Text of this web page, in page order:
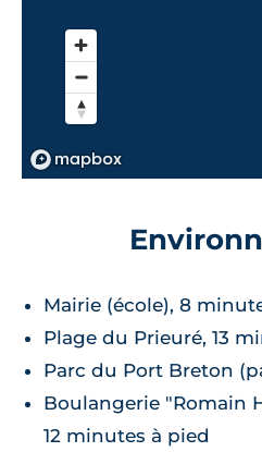
Mairie (école), 8
Plage du Prieuré, 13
Parc du Port Breton
Boulangerie "Romain
12 minutes à pied